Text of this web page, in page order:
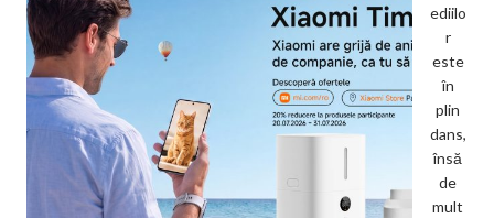
ediilo
r
este
în
plin
dans,
însă
de
mult